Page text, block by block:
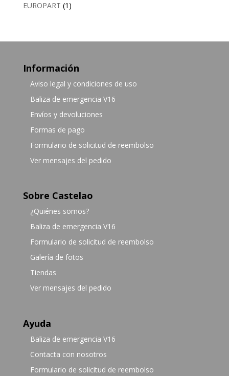
EUROPART (1)
Información
Aviso legal y condiciones de uso
Baliza de emergencia V16
Envíos y devoluciones
Formas de pago
Formulario de solicitud de reembolso
Ver mensajes del pedido
Sobre Castelao
¿Quiénes somos?
Baliza de emergencia V16
Formulario de solicitud de reembolso
Galería de fotos
Tiendas
Ver mensajes del pedido
Ayuda
Baliza de emergencia V16
Contacta con nosotros
Formulario de solicitud de reembolso